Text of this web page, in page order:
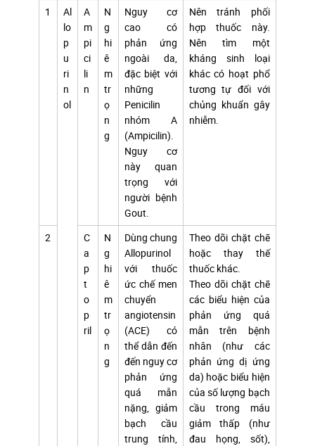
1
Al
lo
p
u
ri
n
ol
A
m
pi
ci
li
n
N
g
hi
ê
m
tr
ọ
n
g
Nguy cơ
cao có
phản ứng
ngoài da,
đặc biệt với
những
Penicilin
nhóm A
(Ampicilin).
Nguy cơ
này quan
trọng với
người bệnh
Gout.
Nên tránh phối
hợp thuốc này.
Nên tìm một
kháng sinh loại
khác có hoạt phổ
tương tự đối với
chủng khuẩn gây
nhiễm.
2
C
a
p
t
o
p
ril
N
g
hi
ê
m
tr
ọ
n
g
Dùng chung
Allopurinol
với thuốc
ức chế men
chuyển
angiotensin
(ACE) có
thể dẫn đến
đến nguy cơ
phản ứng
quá mẫn
nặng, giảm
bạch cầu
trung tính,
Theo dõi chặt chẽ
hoặc thay thế
thuốc khác.
Theo dõi chặt chẽ
các biểu hiện của
phản ứng quá
mẫn trên bệnh
nhân (như các
phản ứng dị ứng
da) hoặc biểu hiện
của số lượng bạch
cầu trong máu
giảm thấp (như
đau họng, sốt),